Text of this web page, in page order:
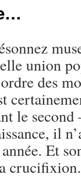
union
des
le
il
Et
crucifixion.